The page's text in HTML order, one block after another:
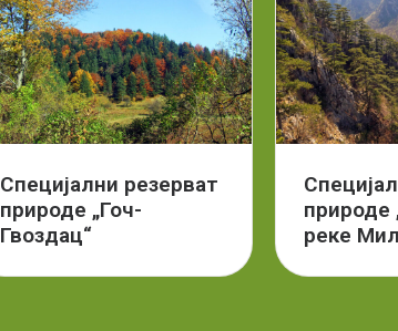
Специјални резерват
природе „Гоч-
Гвоздац“
природе
реке